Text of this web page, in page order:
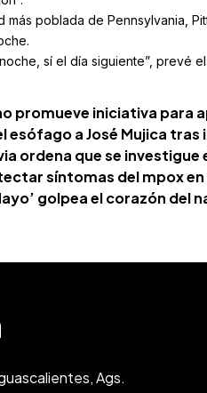
poblada de Pennsylvania,
sí el día siguiente”, prevé
promueve iniciativa para
esófago a José Mujica
ordena que se
síntomas del mpox
golpea el corazón del
Ags.